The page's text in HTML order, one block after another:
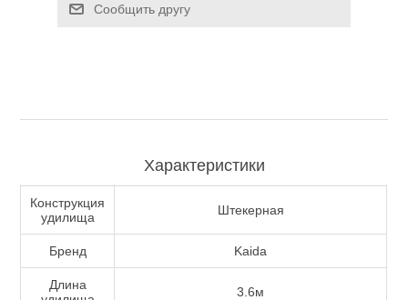
Сообщить другу
Характеристики
Конструкция
удилища
Штекерная
Бренд Kaida
Длина
3.6м